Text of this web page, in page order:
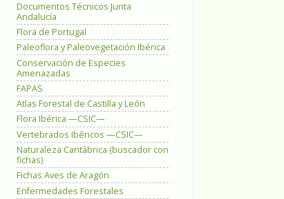
Documentos Técnicos Junta
Andalucía
Flora de Portugal
Paleoflora y Paleovegetación Ibérica
Conservación de Especies
Amenazadas
FAPAS
Atlas Forestal de Castilla y León
Flora Ibérica —CSIC—
Vertebrados Ibéricos —CSIC—
Naturaleza Cantábrica (buscador con
fichas)
Fichas Aves de Aragón
Enfermedades Forestales